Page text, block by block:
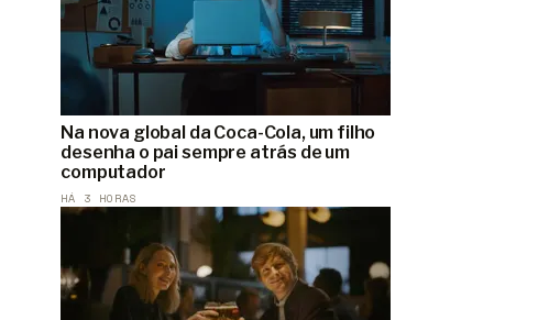
Na nova global da Coca-Cola, um filho
desenha o pai sempre atrás de um
computador
HÁ 3 HORAS